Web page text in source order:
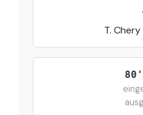
T. Chery
80'